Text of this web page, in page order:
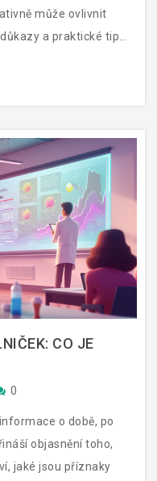
může ovlivnit
a praktické tipy,
jsou alternativní
CO JE
0
o době, po
objasnění toho,
jaké jsou příznaky